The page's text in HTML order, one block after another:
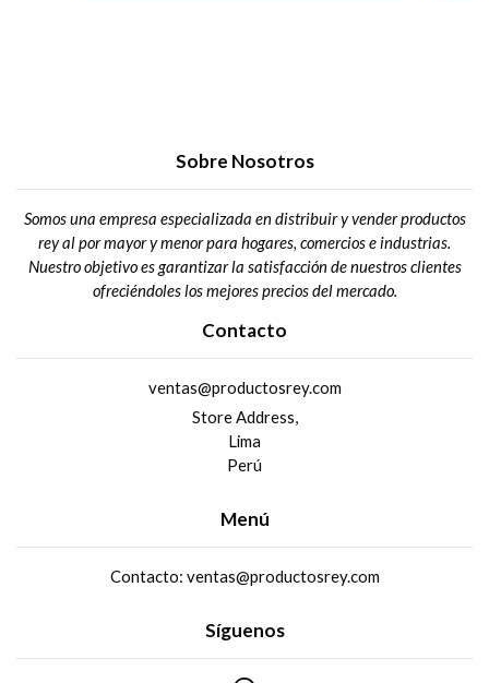
Sobre Nosotros
Somos una empresa especializada en distribuir y vender productos
rey al por mayor y menor para hogares, comercios e industrias.
Nuestro objetivo es garantizar la satisfacción de nuestros clientes
ofreciéndoles los mejores precios del mercado.
Contacto
ventas@productosrey.com
Store Address,
Lima
Perú
Menú
Contacto: ventas@productosrey.com
Síguenos